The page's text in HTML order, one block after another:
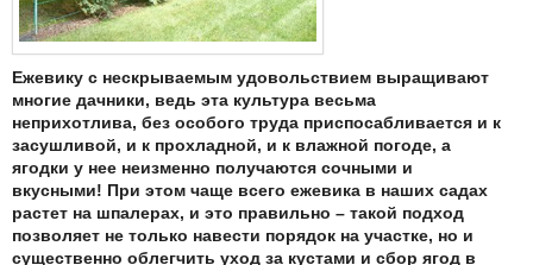
Ежевику с нескрываемым удовольствием выращивают
многие дачники, ведь эта культура весьма
неприхотлива, без особого труда приспосабливается и к
засушливой, и к прохладной, и к влажной погоде, а
ягодки у нее неизменно получаются сочными и
вкусными! При этом чаще всего ежевика в наших садах
растет на шпалерах, и это правильно – такой подход
позволяет не только навести порядок на участке, но и
существенно облегчить уход за кустами и сбор ягод в